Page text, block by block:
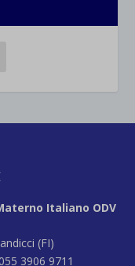
Italiano ODV
(FI)
3906 9711